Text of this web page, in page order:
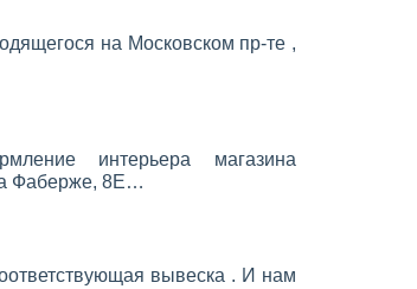
на Московском пр-те ,
интерьера магазина
Фаберже, 8Е…
вывеска . И нам